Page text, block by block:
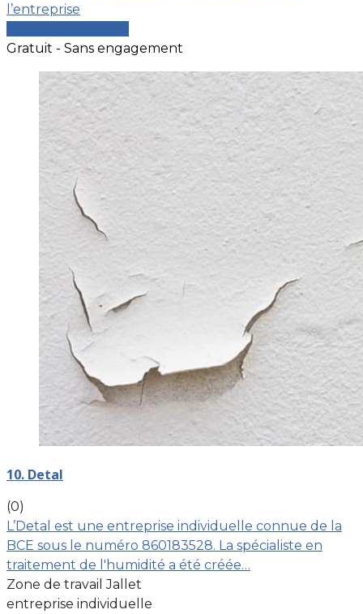
l’entreprise
Gratuit - Sans engagement
10. Detal
(0)
L’Detal est une entreprise individuelle connue de la
BCE sous le numéro 860183528. La spécialiste en
traitement de l'humidité a été créée…
Zone de travail Jallet
entreprise individuelle